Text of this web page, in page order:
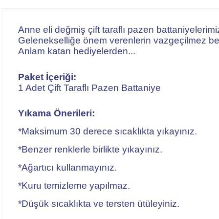
Anne eli değmiş çift taraflı pazen
Gelenekselliğe önem verenlerin vazgeçilmez
Anlam katan hediyelerden...
Paket İçeriği:
1 Adet Çift Taraflı Pazen Battaniye
Yıkama Önerileri:
*Maksimum 30 derece sıcaklıkta yıkayınız.
*Benzer renklerle birlikte yıkayınız.
*Ağartıcı kullanmayınız.
*Kuru temizleme yapılmaz.
*Düşük sıcaklıkta ve tersten ütüleyiniz.